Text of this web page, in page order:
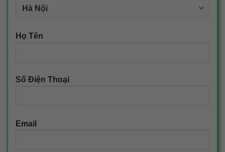
Họ Tên
Số Điện Thoại
Email